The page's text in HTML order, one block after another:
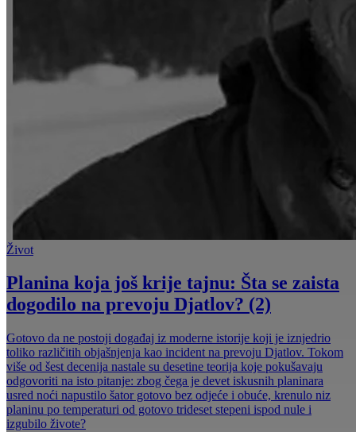
Život
Planina koja još krije tajnu: Šta se zaista
dogodilo na prevoju Djatlov? (2)
Gotovo da ne postoji događaj iz moderne istorije koji je iznjedrio
toliko različitih objašnjenja kao incident na prevoju Djatlov. Tokom
više od šest decenija nastale su desetine teorija koje pokušavaju
odgovoriti na isto pitanje: zbog čega je devet iskusnih planinara
usred noći napustilo šator gotovo bez odjeće i obuće, krenulo niz
planinu po temperaturi od gotovo trideset stepeni ispod nule i
izgubilo živote?